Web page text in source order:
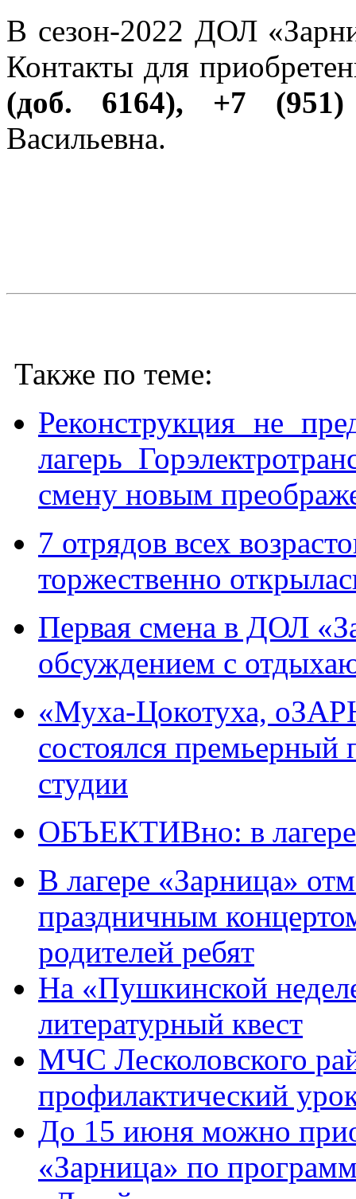
В сезон-2022 ДОЛ
Контакты для
(доб. 6164), +7 (951)
Васильевна.
Также по теме:
Реконструкция не
лагерь
смену новым
7 отрядов всех
торжественно
Первая смена в ДОЛ
обсуждением с
«Муха-Цокотуха,
состоялся премьерный
студии
ОБЪЕКТИВно: в лагере
В лагере «Зарница»
праздничным
родителей ребят
На «Пушкинской
литературный квест
МЧС Лесколовского
профилактический
До 15 июня можно
«Зарница» по